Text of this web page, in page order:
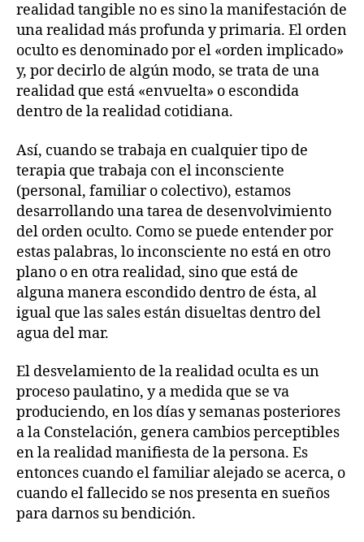
realidad tangible no es sino la manifestación de
una realidad más profunda y primaria. El orden
oculto es denominado por el «orden implicado»
y, por decirlo de algún modo, se trata de una
realidad que está «envuelta» o escondida
dentro de la realidad cotidiana.
Así, cuando se trabaja en cualquier tipo de
terapia que trabaja con el inconsciente
(personal, familiar o colectivo), estamos
desarrollando una tarea de desenvolvimiento
del orden oculto. Como se puede entender por
estas palabras, lo inconsciente no está en otro
plano o en otra realidad, sino que está de
alguna manera escondido dentro de ésta, al
igual que las sales están disueltas dentro del
agua del mar.
El desvelamiento de la realidad oculta es un
proceso paulatino, y a medida que se va
produciendo, en los días y semanas posteriores
a la Constelación, genera cambios perceptibles
en la realidad manifiesta de la persona. Es
entonces cuando el familiar alejado se acerca, o
cuando el fallecido se nos presenta en sueños
para darnos su bendición.